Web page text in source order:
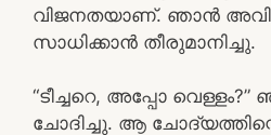
വിജനതയാണ്. ഞാൻ
സാധിക്കാൻ തീരുമാനിച്ചു.
“ടീച്ചറെ, അപ്പോ
ചോദിച്ചു. ആ